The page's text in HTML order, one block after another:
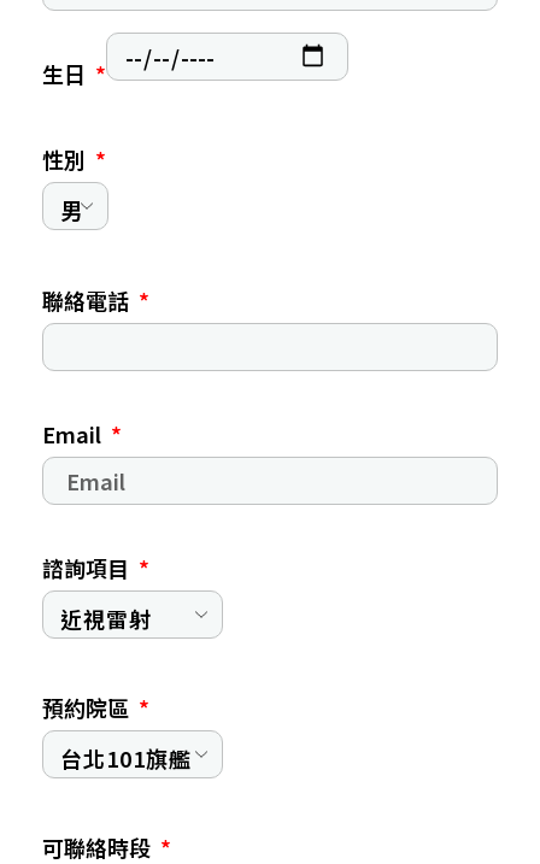
生日
性別
聯絡電話
Email
諮詢項目
預約院區
可聯絡時段